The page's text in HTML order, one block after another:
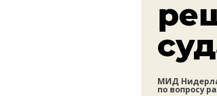
МИД
по вопросу